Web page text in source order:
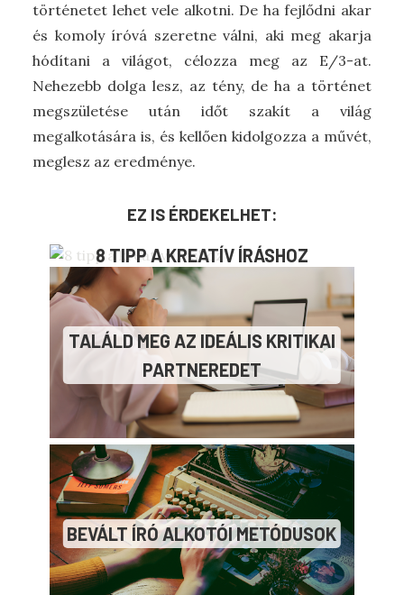
történetet lehet vele alkotni. De ha fejlődni akar
és komoly íróvá szeretne válni, aki meg akarja
hódítani a világot, célozza meg az E/3-at.
Nehezebb dolga lesz, az tény, de ha a történet
megszületése után időt szakít a világ
megalkotására is, és kellően kidolgozza a művét,
meglesz az eredménye.
EZ IS ÉRDEKELHET:
8 TIPP A KREATÍV ÍRÁSHOZ
TALÁLD MEG AZ IDEÁLIS KRITIKAI
PARTNEREDET
BEVÁLT ÍRÓ ALKOTÓI METÓDUSOK